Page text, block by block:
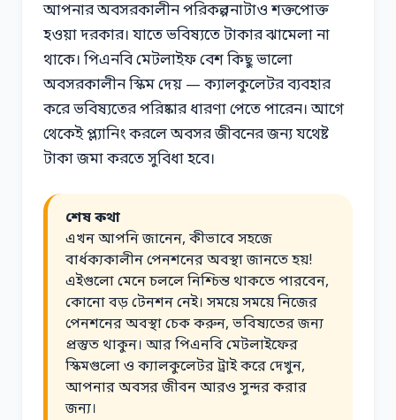
আপনার অবসরকালীন পরিকল্পনাটাও শক্তপোক্ত
হওয়া দরকার। যাতে ভবিষ্যতে টাকার ঝামেলা না
থাকে। পিএনবি মেটলাইফ বেশ কিছু ভালো
অবসরকালীন স্কিম দেয় — ক্যালকুলেটর ব্যবহার
করে ভবিষ্যতের পরিষ্কার ধারণা পেতে পারেন। আগে
থেকেই প্ল্যানিং করলে অবসর জীবনের জন্য যথেষ্ট
টাকা জমা করতে সুবিধা হবে।
শেষ কথা
এখন আপনি জানেন, কীভাবে সহজে
বার্ধক্যকালীন পেনশনের অবস্থা জানতে হয়!
এইগুলো মেনে চললে নিশ্চিন্ত থাকতে পারবেন,
কোনো বড় টেনশন নেই। সময়ে সময়ে নিজের
পেনশনের অবস্থা চেক করুন, ভবিষ্যতের জন্য
প্রস্তুত থাকুন। আর পিএনবি মেটলাইফের
স্কিমগুলো ও ক্যালকুলেটর ট্রাই করে দেখুন,
আপনার অবসর জীবন আরও সুন্দর করার
জন্য।